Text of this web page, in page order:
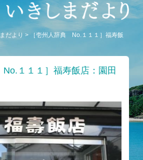
だより >
［壱州人辞典 No.１１１］福寿飯
１１１］福寿飯店：園田